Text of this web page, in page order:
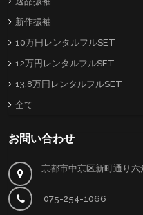
新作振袖
10万円レンタルフルSET
12万円レンタルフルSET
13.8万円レンタルフルSET
全て
お問い合わせ
京都市中京区新町通り
075-254-1066